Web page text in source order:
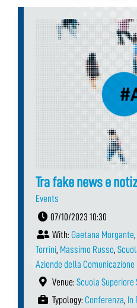
Tra fake news e
Events
07/10/2023 10:30
With: Gaetana Morgante,
Torrini, Massimo Russo,
Aziende della Comunicazione
Venue: Scuola Superiore
Typology: Conferenza, In